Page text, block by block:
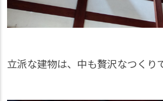
立派な建物は、中も贅沢なつくり